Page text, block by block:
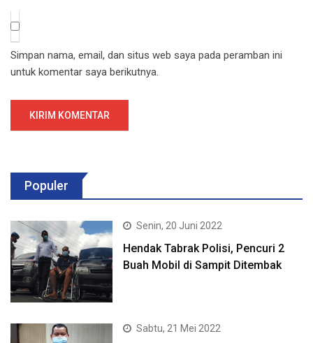
Simpan nama, email, dan situs web saya pada peramban ini
untuk komentar saya berikutnya.
Populer
Senin, 20 Juni 2022
Hendak Tabrak Polisi, Pencuri 2
Buah Mobil di Sampit Ditembak
Sabtu, 21 Mei 2022